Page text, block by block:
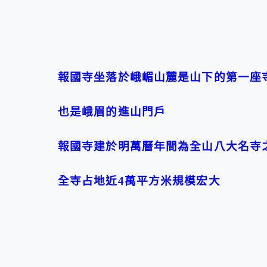
報國寺坐落於峨嵋山麓是山下的第一座
也是峨眉的進山門戶
報國寺建於明萬曆年間為全山八大名寺
全寺占地近4萬平方米規模宏大